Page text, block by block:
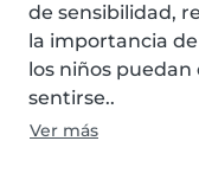
de sensibilidad,
la importancia
los niños
sentirse..
Ver más